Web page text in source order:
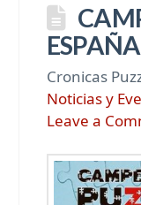
Cronicas
Noticias y
Leave a